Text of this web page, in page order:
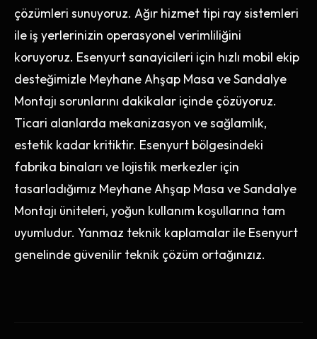
çözümleri sunuyoruz. Ağır hizmet tipi ray sistemleri
ile iş yerlerinizin operasyonel verimliliğini
koruyoruz. Esenyurt sanayicileri için hızlı mobil ekip
desteğimizle Meyhane Ahşap Masa ve Sandalye
Montajı sorunlarını dakikalar içinde çözüyoruz.
Ticari alanlarda mekanizasyon ve sağlamlık,
estetik kadar kritiktir. Esenyurt bölgesindeki
fabrika binaları ve lojistik merkezler için
tasarladığımız Meyhane Ahşap Masa ve Sandalye
Montajı üniteleri, yoğun kullanım koşullarına tam
uyumludur. Yanmaz teknik kaplamalar ile Esenyurt
genelinde güvenilir teknik çözüm ortağınızız.